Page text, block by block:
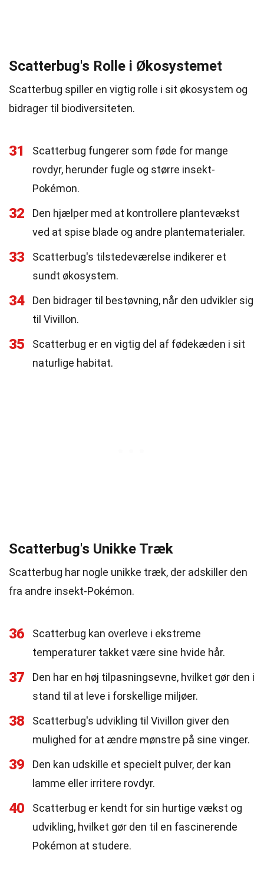
Scatterbug's Rolle i Økosystemet
Scatterbug spiller en vigtig rolle i sit økosystem og
bidrager til biodiversiteten.
31
Scatterbug fungerer som føde for mange
rovdyr, herunder fugle og større insekt-
Pokémon.
32
Den hjælper med at kontrollere plantevækst
ved at spise blade og andre plantematerialer.
33
Scatterbug's tilstedeværelse indikerer et
sundt økosystem.
34
Den bidrager til bestøvning, når den udvikler sig
til Vivillon.
35
Scatterbug er en vigtig del af fødekæden i sit
naturlige habitat.
Scatterbug's Unikke Træk
Scatterbug har nogle unikke træk, der adskiller den
fra andre insekt-Pokémon.
36
Scatterbug kan overleve i ekstreme
temperaturer takket være sine hvide hår.
37
Den har en høj tilpasningsevne, hvilket gør den i
stand til at leve i forskellige miljøer.
38
Scatterbug's udvikling til Vivillon giver den
mulighed for at ændre mønstre på sine vinger.
39
Den kan udskille et specielt pulver, der kan
lamme eller irritere rovdyr.
40
Scatterbug er kendt for sin hurtige vækst og
udvikling, hvilket gør den til en fascinerende
Pokémon at studere.